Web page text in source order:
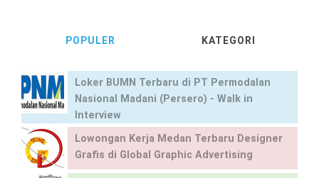
POPULER KATEGORI
Loker BUMN Terbaru di PT Permodalan
Nasional Madani (Persero) - Walk in
Interview
Lowongan Kerja Medan Terbaru Designer
Grafis di Global Graphic Advertising